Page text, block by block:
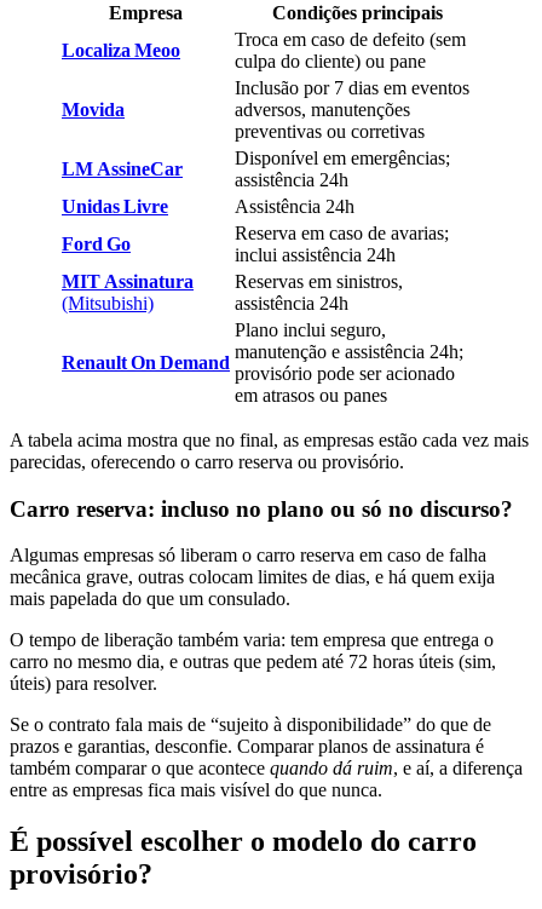
Empresa
Condições principais
Localiza Meoo
Troca em caso de defeito (sem
culpa do cliente) ou pane
Movida
Inclusão por 7 dias em eventos
adversos, manutenções
preventivas ou corretivas
LM AssineCar
Disponível em emergências;
assistência 24h
Unidas Livre
Assistência 24h
Ford Go
Reserva em caso de avarias;
inclui assistência 24h
MIT Assinatura
(Mitsubishi)
Reservas em sinistros,
assistência 24h
Renault On Demand
Plano inclui seguro,
manutenção e assistência 24h;
provisório pode ser acionado
em atrasos ou panes
A tabela acima mostra que no final, as empresas estão cada vez mais
parecidas, oferecendo o carro reserva ou provisório.
Carro reserva: incluso no plano ou só no discurso?
Algumas empresas só liberam o carro reserva em caso de falha
mecânica grave, outras colocam limites de dias, e há quem exija
mais papelada do que um consulado.
O tempo de liberação também varia: tem empresa que entrega o
carro no mesmo dia, e outras que pedem até 72 horas úteis (sim,
úteis) para resolver.
Se o contrato fala mais de “sujeito à disponibilidade” do que de
prazos e garantias, desconfie. Comparar planos de assinatura é
também comparar o que acontece quando dá ruim, e aí, a diferença
entre as empresas fica mais visível do que nunca.
É possível escolher o modelo do carro
provisório?